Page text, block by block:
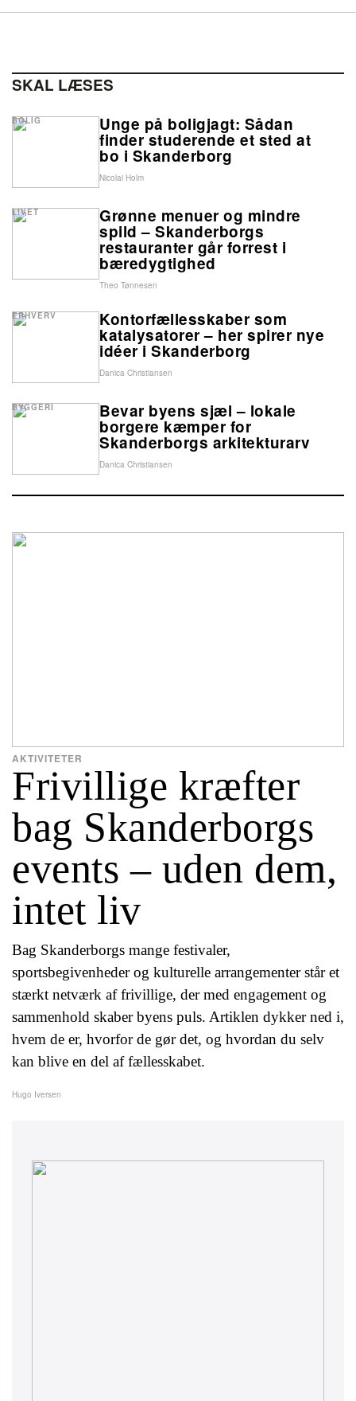
SKAL LÆSES
Unge på boligjagt: Sådan
finder studerende et sted at
bo i Skanderborg
BOLIG
Nicolai Holm
Grønne menuer og mindre
spild – Skanderborgs
restauranter går forrest i
bæredygtighed
LIVET
Theo Tønnesen
Kontorfællesskaber som
katalysatorer – her spirer nye
idéer i Skanderborg
ERHVERV
Danica Christiansen
Bevar byens sjæl – lokale
borgere kæmper for
Skanderborgs arkitekturarv
BYGGERI
Danica Christiansen
Frivillige kræfter
bag Skanderborgs
events – uden dem,
intet liv
AKTIVITETER
Bag Skanderborgs mange festivaler,
sportsbegivenheder og kulturelle arrangementer står et
stærkt netværk af frivillige, der med engagement og
sammenhold skaber byens puls. Artiklen dykker ned i,
hvem de er, hvorfor de gør det, og hvordan du selv
kan blive en del af fællesskabet.
Hugo Iversen